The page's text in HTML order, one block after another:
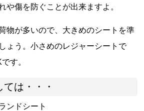
や傷を防ぐことが出来ますよ。
物が多いので、大きめのシートを準
ょう。小さめのレジャーシートで
す。
は・・・
ンドシート